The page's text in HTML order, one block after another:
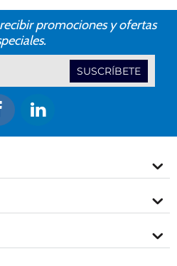
promociones y ofertas
SUSCRÍBETE